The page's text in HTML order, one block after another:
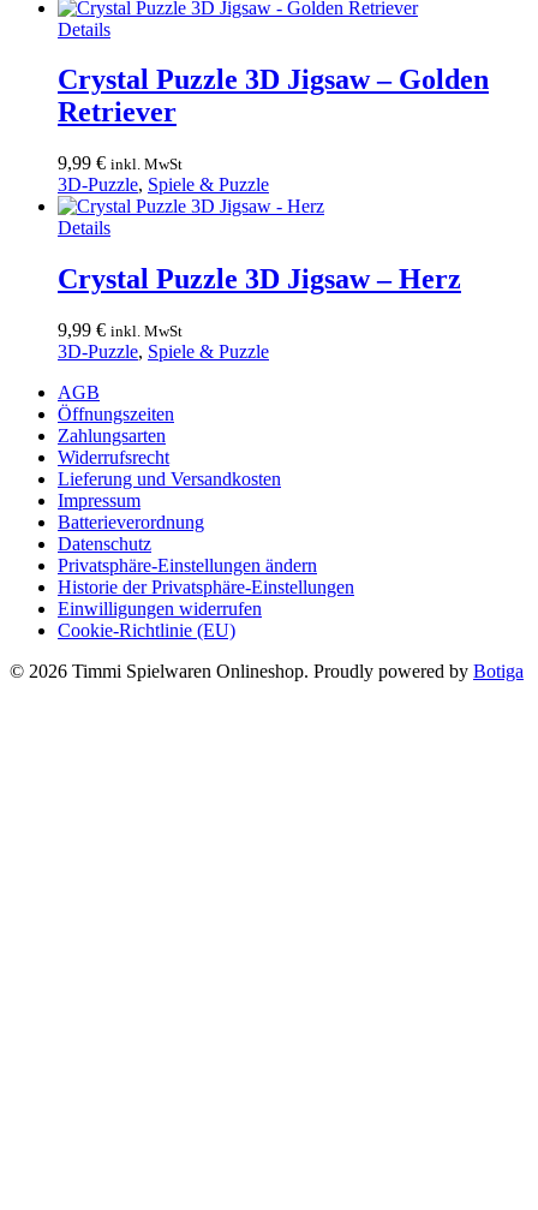
Details
Crystal Puzzle 3D Jigsaw – Golden
Retriever
9,99 € inkl. MwSt
3D-Puzzle, Spiele & Puzzle
Details
Crystal Puzzle 3D Jigsaw – Herz
9,99 € inkl. MwSt
3D-Puzzle, Spiele & Puzzle
AGB
Öffnungszeiten
Zahlungsarten
Widerrufsrecht
Lieferung und Versandkosten
Impressum
Batterieverordnung
Datenschutz
Privatsphäre-Einstellungen ändern
Historie der Privatsphäre-Einstellungen
Einwilligungen widerrufen
Cookie-Richtlinie (EU)
© 2026 Timmi Spielwaren Onlineshop. Proudly powered by Botiga